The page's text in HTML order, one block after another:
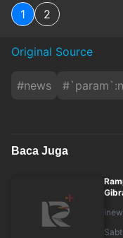
1 2
Original Source
#news #
Baca Juga